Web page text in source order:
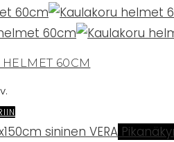
HELMET 60CM